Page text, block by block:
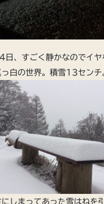
日、すごく静かなのでイ
っ白の世界。積雪13センチ
しまってあった雪はねを